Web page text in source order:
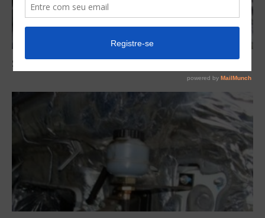
Some important tips about brake fluids